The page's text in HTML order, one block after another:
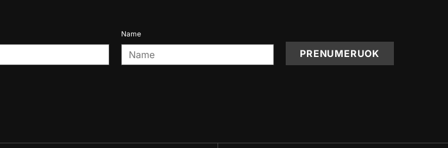
Name
PRENUMERUOK